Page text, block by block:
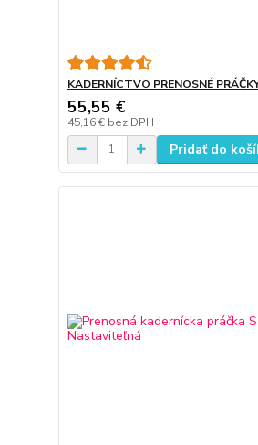
KADERNÍCTVO PRENOSNÉ
55,55 €
45,16 € bez DPH
Pridať do